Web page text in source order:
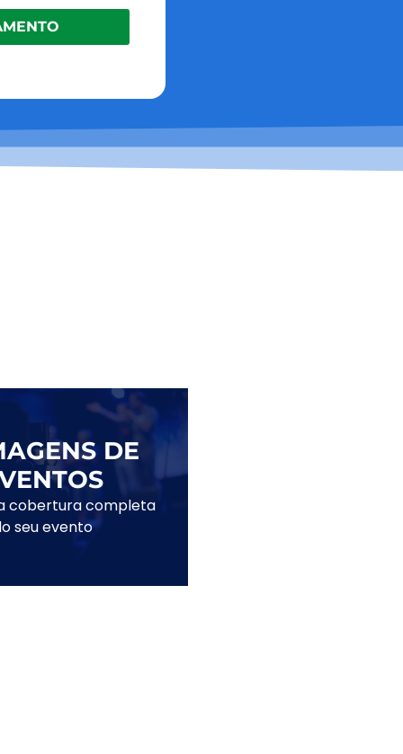
DE
cobertura completa
seu evento